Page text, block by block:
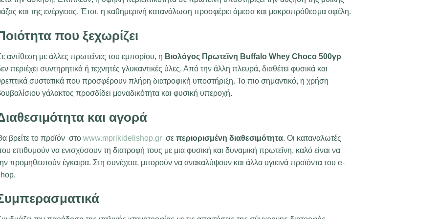
και της ενέργειας. Έτσι, η καθημερινή κατανάλωση προσφέρει άμεσα και μακροπρόθεσμα οφέλη.
που ξεχωρίζει
αντίθεση με άλλες πρωτεΐνες του εμπορίου, η Βιολόγος Πρωτεΐνη Buffalo Whey Choco 500γρ
περιέχει συντηρητικά ή τεχνητές γλυκαντικές ύλες. Από την άλλη πλευρά, διαθέτει φυσικά και
συστατικά που προσφέρουν πλήρη διατροφική υποστήριξη. Το πιο σημαντικό, η χρήση
γάλακτος προσδίδει μοναδικότητα και φυσική υπεροχή.
και αγορά
βρείτε το προϊόν στο www.mprikidelishop.grσε περιορισμένη διαθεσιμότητα. Οι καταναλωτές
επιθυμούν να ενισχύσουν τη διατροφή τους με μια φυσική και δυναμική πρωτεΐνη, καλό είναι να
προμηθευτούν έγκαιρα. Στη συνέχεια, μπορούν να ανακαλύψουν και άλλα υγιεινά προϊόντα του e-